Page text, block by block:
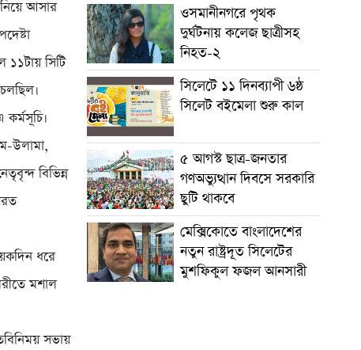
আসার
১১টায় সিটি
উলামা,
বিভিন্ন
ধরে
মশাল
সভায়
ওসমানীনগরে পৃথক
দুর্ঘটনায় কলেজ ছাত্রীসহ
নিহত-২
সিলেটে ১১ দিনব্যাপী ৬ষ্ঠ
সিলেট বইমেলা শুরু কাল
৫ আগস্ট ছাত্র-জনতার
গণঅভ্যুত্থান দিবসে সরকারি
ছুটি থাকবে
মেক্সিকোতে বাংলাদেশের
নতুন রাষ্ট্রদূত সিলেটের
মুশফিকুল ফজল আনসারী